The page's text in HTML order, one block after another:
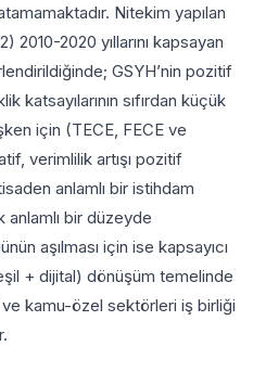
Nitekim yapılan
2010-2020 yıllarını kapsayan
GSYH’nin pozitif
sıfırdan küçük
için (TECE, FECE ve
verimlilik artışı pozitif
anlamlı bir istihdam
bir düzeyde
aşılması için ise kapsayıcı
+ dijital) dönüşüm temelinde
ve kamu-özel sektörleri iş birliği